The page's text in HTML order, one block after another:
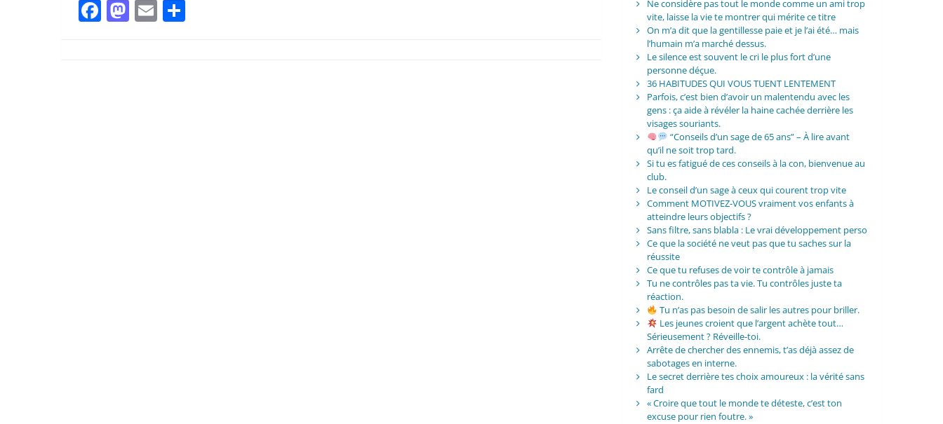
Facebook
Mastodon
Email
Ne considère pas tout le monde comme un ami trop
vite, laisse la vie te montrer qui mérite ce titre
On m’a dit que la gentillesse paie et je l’ai été… mais
l’humain m’a marché dessus.
Le silence est souvent le cri le plus fort d’une
personne déçue.
36 HABITUDES QUI VOUS TUENT LENTEMENT
Parfois, c’est bien d’avoir un malentendu avec les
gens : ça aide à révéler la haine cachée derrière les
visages souriants.
“Conseils d’un sage de 65 ans” – À lire avant
qu’il ne soit trop tard.
Si tu es fatigué de ces conseils à la con, bienvenue au
club.
Le conseil d’un sage à ceux qui courent trop vite
Comment MOTIVEZ-VOUS vraiment vos enfants à
atteindre leurs objectifs ?
Sans filtre, sans blabla : Le vrai développement perso
Ce que la société ne veut pas que tu saches sur la
réussite
Ce que tu refuses de voir te contrôle à jamais
Tu ne contrôles pas ta vie. Tu contrôles juste ta
réaction.
Tu n’as pas besoin de salir les autres pour briller.
Les jeunes croient que l’argent achète tout…
Sérieusement ? Réveille-toi.
Arrête de chercher des ennemis, t’as déjà assez de
sabotages en interne.
Le secret derrière tes choix amoureux : la vérité sans
fard
« Croire que tout le monde te déteste, c’est ton
excuse pour rien foutre. »